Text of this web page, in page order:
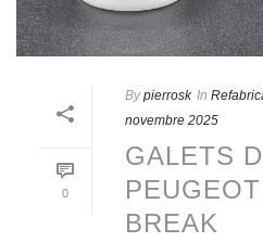
0
By pierrosk In
novembre 2025
GALETS
BREAK